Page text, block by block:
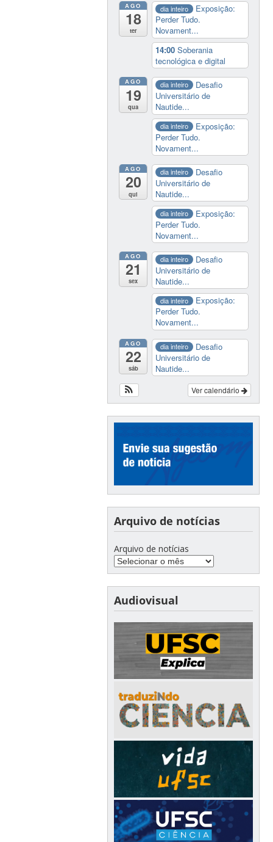
AGO
18
ter
dia inteiro
Exposição:
Perder Tudo.
Novament...
14:00Soberania
tecnológica e digital
AGO
19
qua
dia inteiro
Desafio
Universitário de
Nautide...
dia inteiro
Exposição:
Perder Tudo.
Novament...
AGO
20
qui
dia inteiro
Desafio
Universitário de
Nautide...
dia inteiro
Exposição:
Perder Tudo.
Novament...
AGO
21
sex
dia inteiro
Desafio
Universitário de
Nautide...
dia inteiro
Exposição:
Perder Tudo.
Novament...
AGO
22
sáb
dia inteiro
Desafio
Universitário de
Nautide...
Ver calendário
Arquivo de notícias
Arquivo de notícias
Audiovisual